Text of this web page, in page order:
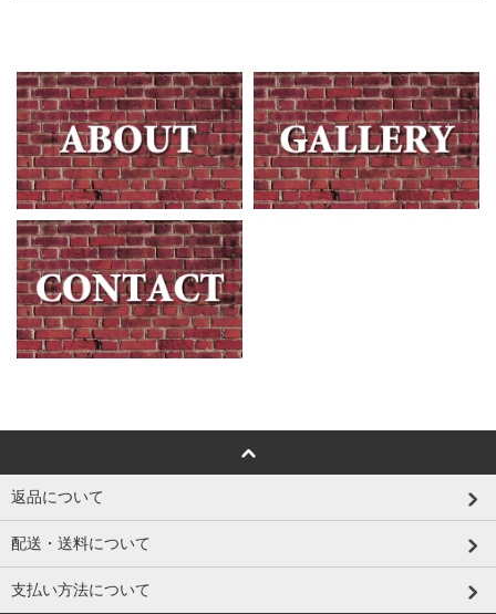
返品について
配送・送料について
支払い方法について